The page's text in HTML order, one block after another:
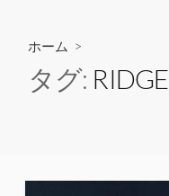
ホーム >
タグ: RIDGE